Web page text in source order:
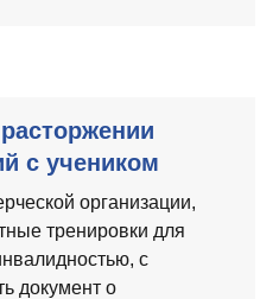
с учеником
организации,
тренировки для
с
документ о